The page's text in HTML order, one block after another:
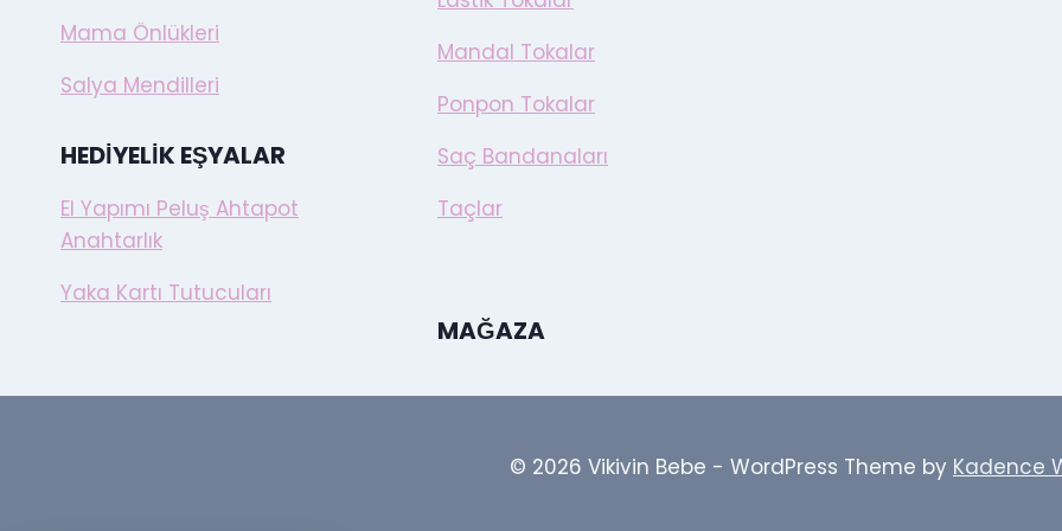
Mama Önlükleri
Salya Mendilleri
HEDIYELIK EŞYALAR
El Yapımı Peluş Ahtapot
Anahtarlık
Yaka Kartı Tutucuları
Mandal Tokalar
Ponpon Tokalar
Saç Bandanaları
Taçlar
MAĞAZA
© 2026 Vikivin Bebe - WordPress Theme by Kadence